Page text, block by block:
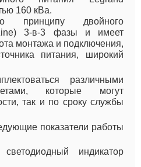
160 кВа.
двойного
Line) 3-в-3 фазы и имеет
монтажа и подключения,
питания, широкий
различными
которые могут
так и по сроку службы
показатели работы
индикатор